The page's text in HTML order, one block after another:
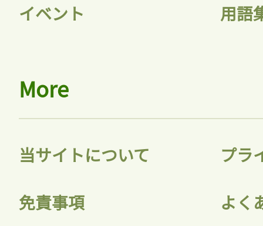
イベント 用語
More
当サイトについて プラ
免責事項 よく